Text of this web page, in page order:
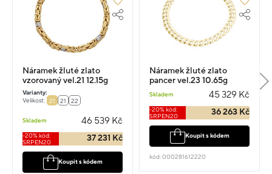
Náramek žluté zlato
vzorovaný vel.21 12.15g
Varianty:
Velikost:
21 21 22
Skladem 46 539 Kč
-20% kód:
SRPEN20
37 231 Kč
Koupit s kódem
Náramek žluté zlato
pancer vel.23 10.65g
Skladem 45 329 Kč
-20% kód:
SRPEN20
36 263 Kč
Koupit s kódem
kód: 000281612220